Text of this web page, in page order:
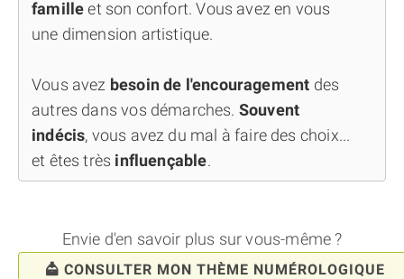
familleet son confort. Vous avez en vous
une dimension artistique.
Vous avez besoin de l'encouragement des
autres dans vos démarches. Souvent
indécis, vous avez du mal à faire des choix...
et êtes très influençable.
Envie d'en savoir plus sur vous-même ?
CONSULTER MON THÈME NUMÉROLOGIQUE